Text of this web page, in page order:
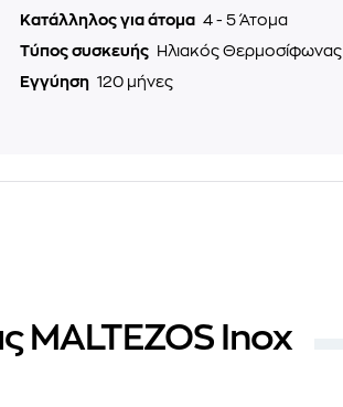
Κατάλληλος για άτομα 4 - 5 Άτομα
Τύπος συσκευής
Ηλιακός Θερμοσίφωνας
Εγγύηση 120 μήνες
MALTEZOS Inox